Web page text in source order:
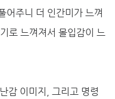
어주니 더 인간미가 느껴
로 느껴져서 몰입감이 느
감 이미지, 그리고 명령